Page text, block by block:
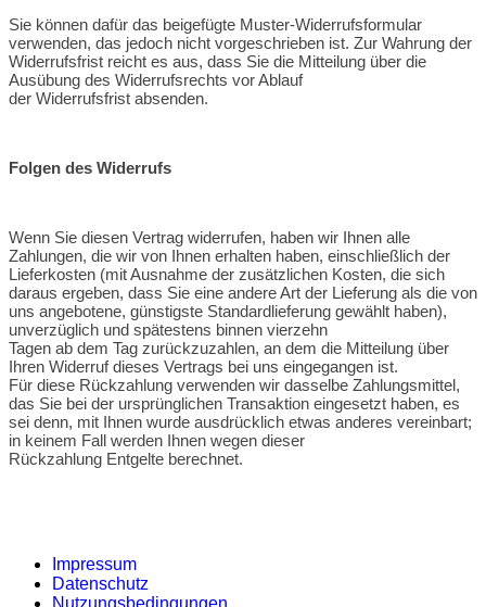
Sie können dafür das beigefügte Muster-Widerrufsformular
verwenden, das jedoch nicht vorgeschrieben ist. Zur Wahrung der
Widerrufsfrist reicht es aus, dass Sie die Mitteilung über die
Ausübung des Widerrufsrechts vor Ablauf
der Widerrufsfrist absenden.
Folgen des Widerrufs
Wenn Sie diesen Vertrag widerrufen, haben wir Ihnen alle
Zahlungen, die wir von Ihnen erhalten haben, einschließlich der
Lieferkosten (mit Ausnahme der zusätzlichen Kosten, die sich
daraus ergeben, dass Sie eine andere Art der Lieferung als die von
uns angebotene, günstigste Standardlieferung gewählt haben),
unverzüglich und spätestens binnen vierzehn
Tagen ab dem Tag zurückzuzahlen, an dem die Mitteilung über
Ihren Widerruf dieses Vertrags bei uns eingegangen ist.
Für diese Rückzahlung verwenden wir dasselbe Zahlungsmittel,
das Sie bei der ursprünglichen Transaktion eingesetzt haben, es
sei denn, mit Ihnen wurde ausdrücklich etwas anderes vereinbart;
in keinem Fall werden Ihnen wegen dieser
Rückzahlung Entgelte berechnet.
Impressum
Datenschutz
Nutzungsbedingungen